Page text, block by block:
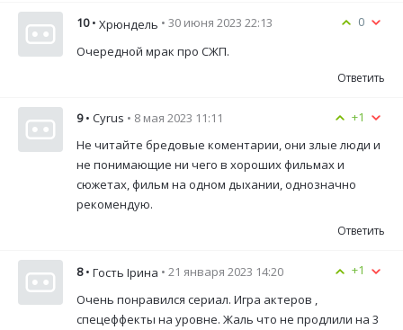
0
10 • Хрюндель • 30 июня 2023 22:13
Очередной мрак про СЖП.
Ответить
+1
9 • Cyrus • 8 мая 2023 11:11
Не читайте бредовые коментарии, они злые люди и
не понимающие ни чего в хороших фильмах и
сюжетах, фильм на одном дыхании, однозначно
рекомендую.
Ответить
+1
8 • Гость Ірина • 21 января 2023 14:20
Очень понравился сериал. Игра актеров ,
спецеффекты на уровне. Жаль что не продлили на 3